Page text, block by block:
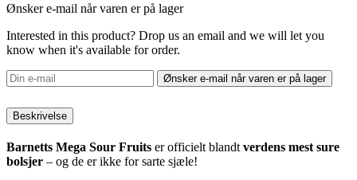
Ønsker e-mail når varen er på lager
Interested in this product? Drop us an email and we will let you
know when it's available for order.
Ønsker e-mail når varen er på lager
Beskrivelse
Barnetts Mega Sour Fruits er officielt blandt verdens mest sure
bolsjer – og de er ikke for sarte sjæle!